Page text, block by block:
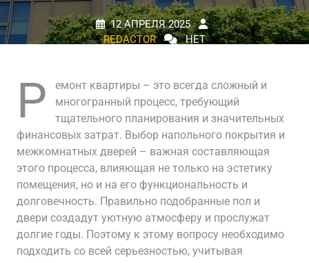
12 АПРЕЛЯ 2025
REDACTOR
НЕТ
Р
емонт квартиры – это всегда сложный и
многогранный процесс, требующий
тщательного планирования и значительных
финансовых затрат. Выбор напольного покрытия и
межкомнатных дверей – важная составляющая
этого процесса, влияющая не только на эстетику
помещения, но и на его функциональность и
долговечность. Правильно подобранные пол и
двери создадут уютную атмосферу и прослужат
долгие годы. Поэтому к этому вопросу необходимо
подходить со всей серьезностью, учитывая